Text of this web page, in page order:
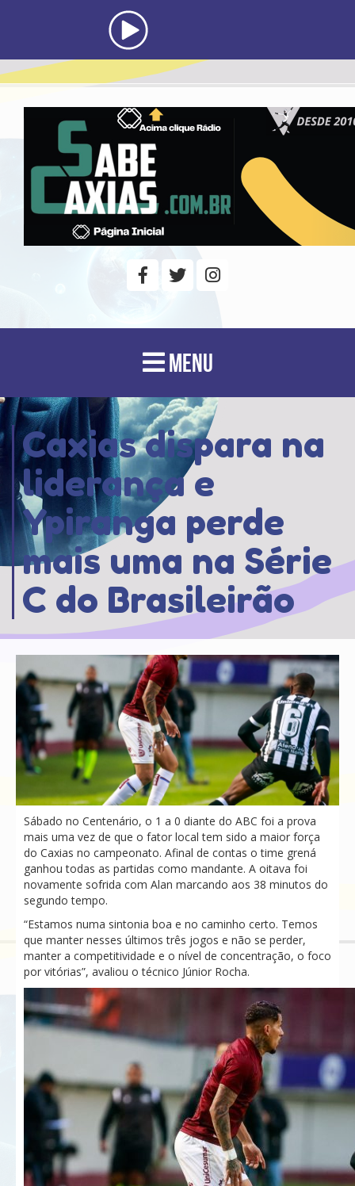
MENU
Caxias dispara na
liderança e
Ypiranga perde
mais uma na Série
C do Brasileirão
Sábado no Centenário, o 1 a 0 diante do ABC foi a prova
mais uma vez de que o fator local tem sido a maior força
do Caxias no campeonato. Afinal de contas o time grená
ganhou todas as partidas como mandante. A oitava foi
novamente sofrida com Alan marcando aos 38 minutos do
segundo tempo.
“Estamos numa sintonia boa e no caminho certo. Temos
que manter nesses últimos três jogos e não se perder,
manter a competitividade e o nível de concentração, o foco
por vitórias”, avaliou o técnico Júnior Rocha.